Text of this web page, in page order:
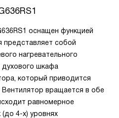
оснащен функцией
представляет собой
нагревательного
духового шкафа
который приводится
вращается в обе
равномерное
(до 4-х) уровнях